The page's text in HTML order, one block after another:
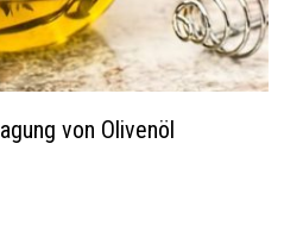
von Olivenöl